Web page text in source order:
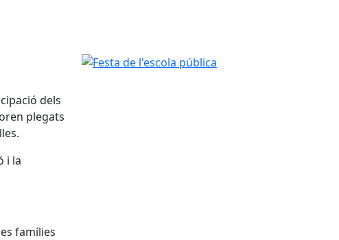
dels
plegats
i la
famílies
Festa de l'escola pública